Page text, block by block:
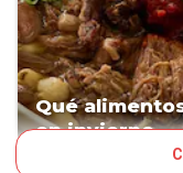
Qué
en invierno